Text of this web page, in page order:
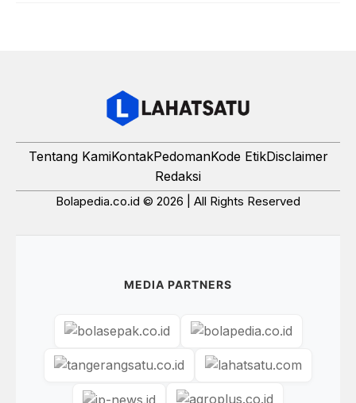
Tentang KamiKontakPedomanKode EtikDisclaimer
Redaksi
Bolapedia.co.id © 2026 | All Rights Reserved
MEDIA PARTNERS